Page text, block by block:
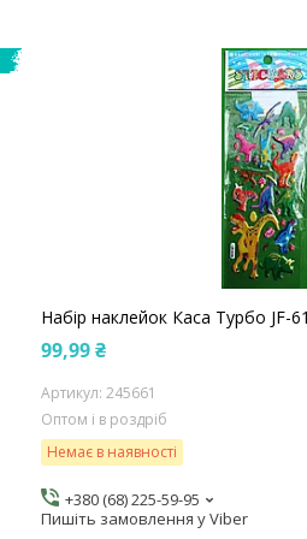
Набір наклейок Каса Турбо JF-
99,99 ₴
245661
Оптом і в роздріб
Немає в наявності
+380 (68) 225-59-95
Пишіть замовлення у Viber